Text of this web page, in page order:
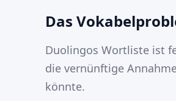
Das
Duolingos Wortliste ist
die vernünftige
könnte.